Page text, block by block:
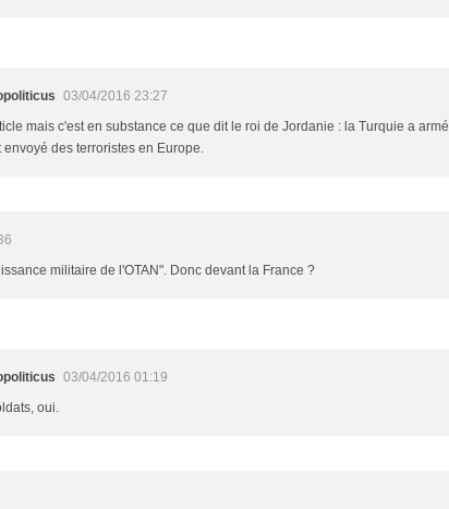
03/04/2016 23:27
mais c'est en substance ce que dit le roi de Jordanie : la Turquie a armé
envoyé des terroristes en Europe.
militaire de l'OTAN". Donc devant la France ?
03/04/2016 01:19
oui.